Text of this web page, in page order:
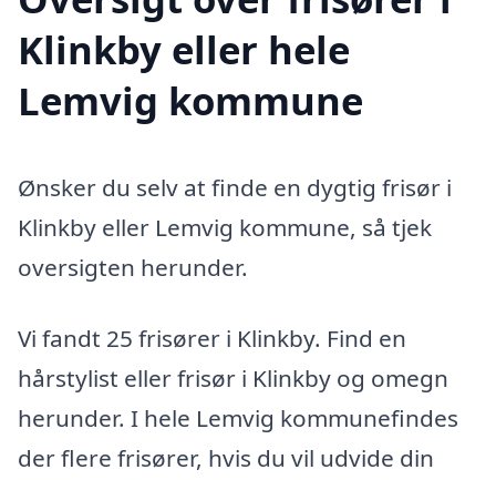
Klinkby eller hele
Lemvig kommune
Ønsker du selv at finde en dygtig frisør i
Klinkby eller Lemvig kommune, så tjek
oversigten herunder.
Vi fandt 25 frisører i Klinkby. Find en
hårstylist eller frisør i Klinkby og omegn
herunder. I hele Lemvig kommunefindes
der flere frisører, hvis du vil udvide din